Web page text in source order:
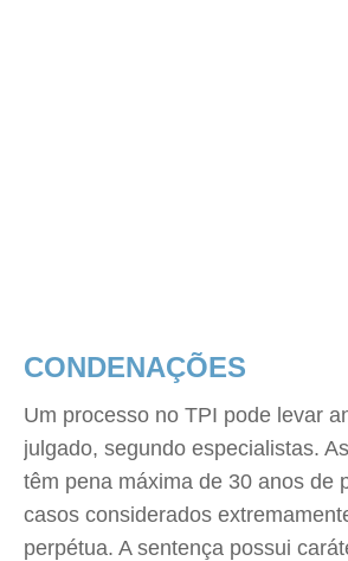
CONDENAÇÕES
Um processo no TPI pode levar
julgado, segundo especialistas.
têm pena máxima de 30 anos de
casos considerados
perpétua. A sentença possui